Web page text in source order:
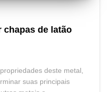
chapas de latão
deste metal,
suas principais